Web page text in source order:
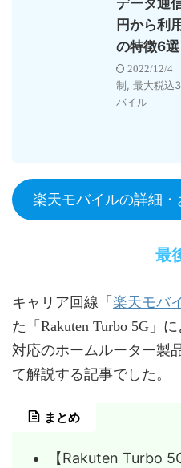
円から利
の特徴6選
2022/12/4
制 最大税込
バイル
楽天モバイルの詳細・
最
キャリア回線「 楽天モバ
た「Rakuten Turbo 5G」
対応のホームルーター製
て解説する記事でした。
まとめ
【Rakuten Turbo